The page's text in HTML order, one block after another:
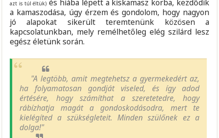
azt is túl éltük) és hiába lépett a kiskamasz korba, kezdődik
a kamaszodása, úgy érzem és gondolom, hogy nagyon
jó alapokat sikerült teremtenünk közösen a
kapcsolatunkban, mely remélhetőleg elég szilárd lesz
egész életünk során.
"A legtöbb, amit megtehetsz a gyermekedért az,
ha folyamatosan gondját viseled, és így adod
értésére, hogy számíthat a szeretetedre, hogy
rábízhatja magát a gondoskodásodra, mert te
kielégíted a szükségleteit. Minden szülőnek ez a
dolga!"